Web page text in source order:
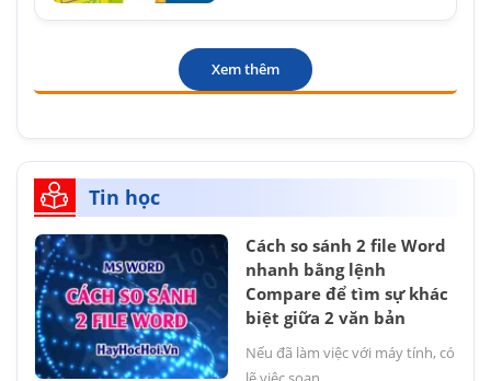
Xem thêm
Tin học
Cách so sánh 2 file Word
nhanh bằng lệnh
Compare để tìm sự khác
biệt giữa 2 văn bản
Nếu đã làm việc với máy tính, có